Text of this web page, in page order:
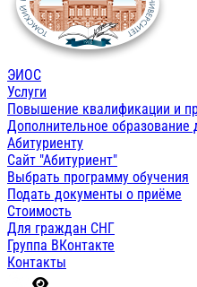
ЭИОС
Услуги
Повышение квалификации и
Дополнительное образование
Абитуриенту
Сайт "Абитуриент"
Выбрать программу обучения
Подать документы о приёме
Стоимость
Для граждан СНГ
Группа ВКонтакте
Контакты